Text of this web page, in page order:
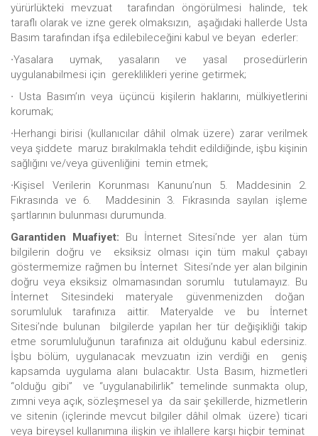
yürürlükteki mevzuat tarafından öngörülmesi halinde, tek
taraflı olarak ve izne gerek olmaksızın, aşağıdaki hallerde Usta
Basım tarafından ifşa edilebileceğini kabul ve beyan ederler:
∙Yasalara uymak, yasaların ve yasal prosedürlerin
uygulanabilmesi için gereklilikleri yerine getirmek;
∙ Usta Basım’ın veya üçüncü kişilerin haklarını, mülkiyetlerini
korumak;
∙Herhangi birisi (kullanıcılar dâhil olmak üzere) zarar verilmek
veya şiddete maruz bırakılmakla tehdit edildiğinde, işbu kişinin
sağlığını ve/veya güvenliğini temin etmek;
∙Kişisel Verilerin Korunması Kanunu’nun 5. Maddesinin 2.
Fıkrasında ve 6. Maddesinin 3. Fıkrasında sayılan işleme
şartlarının bulunması durumunda.
Garantiden Muafiyet: Bu İnternet Sitesi’nde yer alan tüm
bilgilerin doğru ve eksiksiz olması için tüm makul çabayı
göstermemize rağmen bu İnternet Sitesi’nde yer alan bilginin
doğru veya eksiksiz olmamasından sorumlu tutulamayız. Bu
İnternet Sitesindeki materyale güvenmenizden doğan
sorumluluk tarafınıza aittir. Materyalde ve bu İnternet
Sitesi’nde bulunan bilgilerde yapılan her tür değişikliği takip
etme sorumluluğunun tarafınıza ait olduğunu kabul edersiniz.
İşbu bölüm, uygulanacak mevzuatın izin verdiği en geniş
kapsamda uygulama alanı bulacaktır. Usta Basım, hizmetleri
“olduğu gibi” ve “uygulanabilirlik” temelinde sunmakta olup,
zımni veya açık, sözleşmesel ya da sair şekillerde, hizmetlerin
ve sitenin (içlerinde mevcut bilgiler dâhil olmak üzere) ticari
veya bireysel kullanımına ilişkin ve ihlallere karşı hiçbir teminat